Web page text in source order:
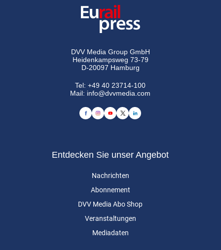
DVV Media Group GmbH
Heidenkampsweg 73-79
D-20097 Hamburg
Tel:+49 40 23714-100
Mail: info@dvvmedia.com
Entdecken Sie unser Angebot
Nachrichten
Abonnement
DVV Media Abo Shop
Veranstaltungen
Mediadaten